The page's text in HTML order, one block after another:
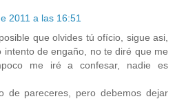
2011 a las 16:51
que olvides tú ofício, sigue asi,
intento de engaño, no te diré que me
me iré a confesar, nadie es
de pareceres, pero debemos dejar